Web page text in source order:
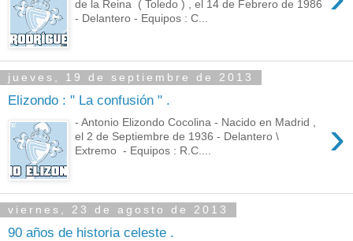
de la Reina ( Toledo ) , el 14 de Febrero de 1986
- Delantero - Equipos : C...
jueves, 19 de septiembre de 2013
Elizondo : " La confusión " .
›
- Antonio Elizondo Cocolina - Nacido en Madrid ,
el 2 de Septiembre de 1936 - Delantero \
Extremo - Equipos : R.C....
viernes, 23 de agosto de 2013
90 años de historia celeste .